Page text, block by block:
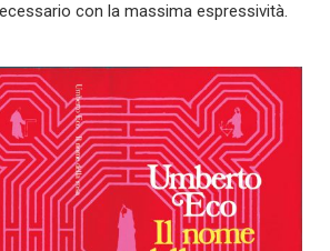
con la massima espressività.